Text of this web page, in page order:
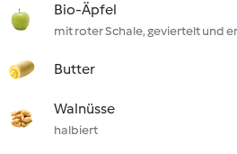
Bio-Äpfel
mit roter Schale, geviertelt und
Butter
Walnüsse
halbiert